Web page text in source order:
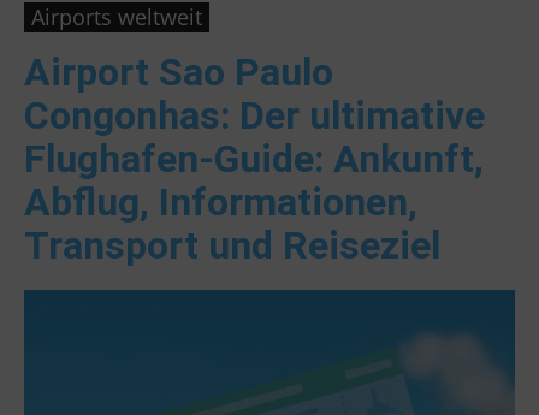
Airports weltweit
Airport Sao Paulo
Congonhas: Der ultimative
Flughafen-Guide: Ankunft,
Abflug, Informationen,
Transport und Reiseziel